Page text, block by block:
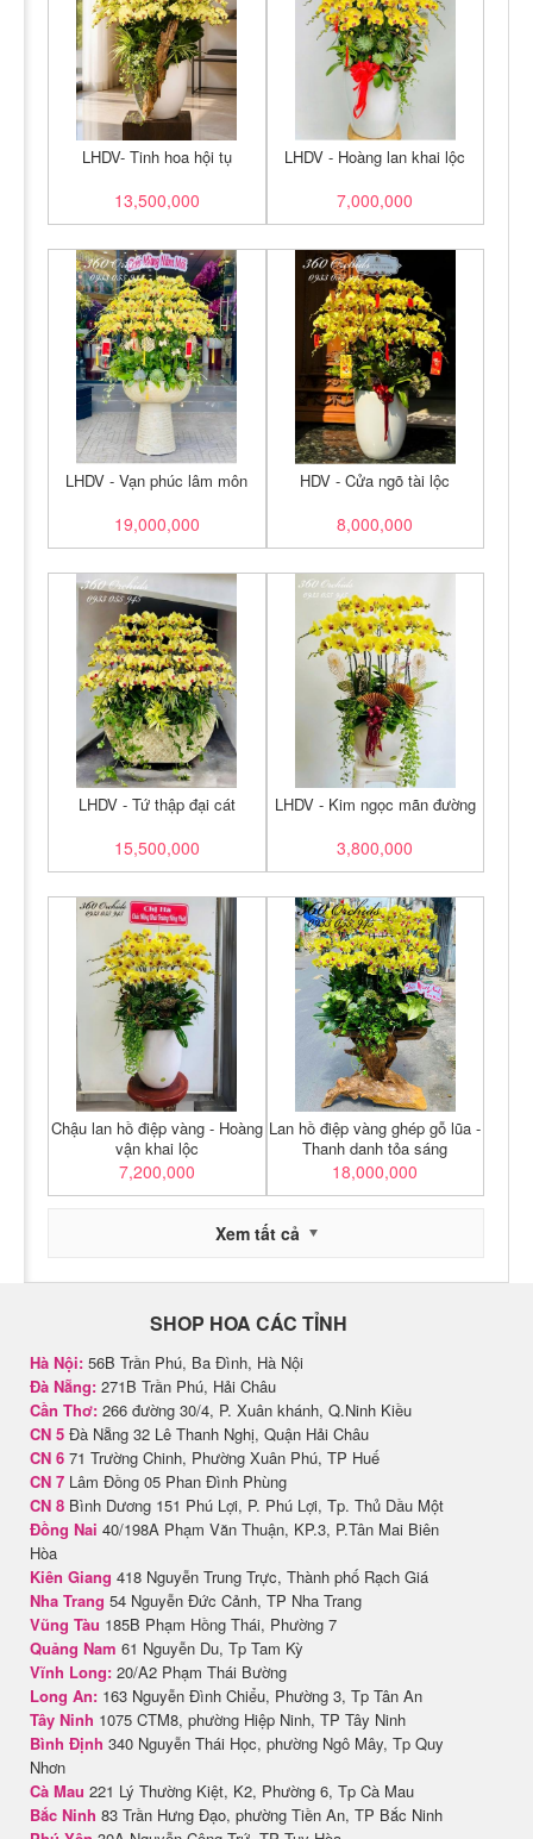
LHDV- Tinh hoa hội tụ
13,500,000
LHDV - Hoàng lan khai lộc
7,000,000
LHDV - Vạn phúc lâm môn
19,000,000
HDV - Cửa ngõ tài lộc
8,000,000
LHDV - Tứ thập đại cát
15,500,000
LHDV - Kim ngọc mãn đường
3,800,000
Chậu lan hồ điệp vàng - Hoàng
vận khai lộc
7,200,000
Lan hồ điệp vàng ghép gỗ lũa -
Thanh danh tỏa sáng
18,000,000
Xem tất cả
SHOP HOA CÁC TỈNH
Hà Nội: 56B Trần Phú, Ba Đình, Hà Nội
Đà Nẵng: 271B Trần Phú, Hải Châu
Cần Thơ: 266 đường 30/4, P. Xuân khánh, Q.Ninh Kiều
CN 5 Đà Nẵng 32 Lê Thanh Nghị, Quận Hải Châu
CN 6 71 Trường Chinh, Phường Xuân Phú, TP Huế
CN 7 Lâm Đồng 05 Phan Đình Phùng
CN 8 Bình Dương 151 Phú Lợi, P. Phú Lợi, Tp. Thủ Dầu Một
Đồng Nai 40/198A Phạm Văn Thuận, KP.3, P.Tân Mai Biên
Hòa
Kiên Giang 418 Nguyễn Trung Trực, Thành phố Rạch Giá
Nha Trang 54 Nguyễn Đức Cảnh, TP Nha Trang
Vũng Tàu 185B Phạm Hồng Thái, Phường 7
Quảng Nam 61 Nguyễn Du, Tp Tam Kỳ
Vĩnh Long: 20/A2 Phạm Thái Bường
Long An: 163 Nguyễn Đình Chiểu, Phường 3, Tp Tân An
Tây Ninh 1075 CTM8, phường Hiệp Ninh, TP Tây Ninh
Bình Định 340 Nguyễn Thái Học, phường Ngô Mây, Tp Quy
Nhơn
Cà Mau 221 Lý Thường Kiệt, K2, Phường 6, Tp Cà Mau
Bắc Ninh 83 Trần Hưng Đạo, phường Tiền An, TP Bắc Ninh